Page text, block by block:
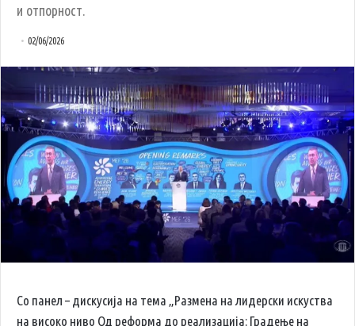
и отпорност.
02/06/2026
Со панел – дискусија на тема „Размена на лидерски искуства
на високо ниво Од реформа до реализација: Градење на